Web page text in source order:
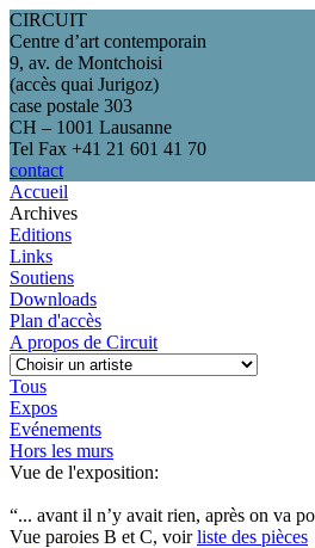
CIRCUIT
Centre d’art contemporain
9, av. de Montchoisi
(accès quai Jurigoz)
case postale 303
CH – 1001 Lausanne
Tel Fax +41 21 601 41 70
contact
Accueil
Archives
Editions
Links
Soutiens
Downloads
Plan d'accès
A propos de Circuit
Tous
Expos
Evénements
Hors les murs
Vue de l'exposition:
“... avant il n’y avait rien, après on va
Vue paroies B et C, voirliste des pièces